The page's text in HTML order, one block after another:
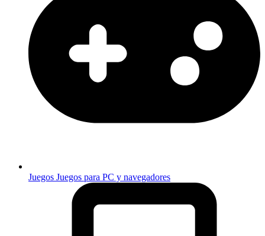
Juegos Juegos para PC y navegadores